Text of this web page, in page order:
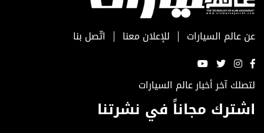
عن عالم السيارات للإعلان معنا اتّصل بنا
لتصلك آخر أخبار عالم السيارات
اشترك مجاناً في نشرتنا